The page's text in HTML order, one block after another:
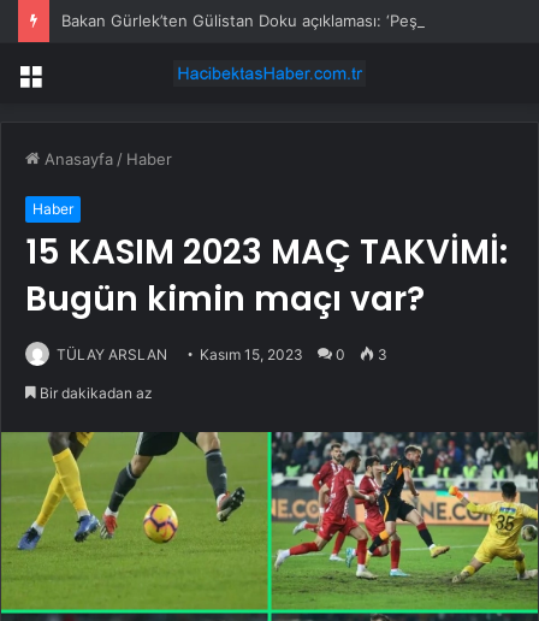
Menü
Anasayfa / Haber
Haber
15 KASIM 2023 MAÇ TAKVİMİ:
Bugün kimin maçı var?
TÜLAY ARSLAN Kasım 15, 2023 0 3
Bir dakikadan az